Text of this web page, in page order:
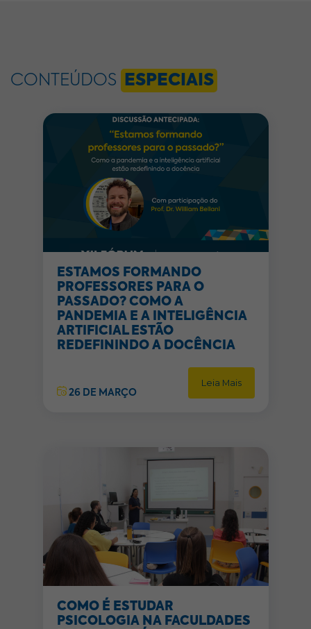
CONTEÚDOS ESPECIAIS
ESTAMOS FORMANDO
PROFESSORES PARA O
PASSADO? COMO A
PANDEMIA E A INTELIGÊNCIA
ARTIFICIAL ESTÃO
REDEFININDO A DOCÊNCIA
26 DE MARÇO
Leia Mais
COMO É ESTUDAR
PSICOLOGIA NA FACULDADES